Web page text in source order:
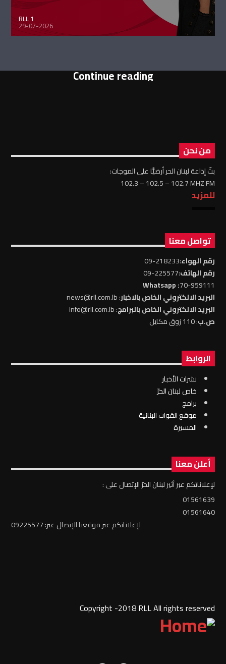
RLL 1
29-07-2026
Continue reading
من نحن
بثّ إذاعة لبنان الحر أرضيًّا على الموجات:
102.3 – 102.5 – 102.7 MHZ FM
للمزيد
تواصل معنا
رقم الهواء:218233-09
رقم الهاتف:225577-09
70-959111
: Whatsapp
البريد الالكتروني الخاص بالاخبار: news@rll.com.lb
البريد الالكتروني الخاص بالبرامج: info@rll.com.lb
ص.ب: 110 زوق مكايل
الروابط
نشرات الأخبار
خاص لبنان الحرّ
برامج
موقع القوات البنانية
المسيرة
أعلن معنا
لإعلاناتكم عبر أثير لبنان الحرّ الإتصال على :
01561639
01561640
لإعلاناتكم عبر موقعنا الإتصال عبر: 09225577
Copyright -2018 RLL All rights reserved